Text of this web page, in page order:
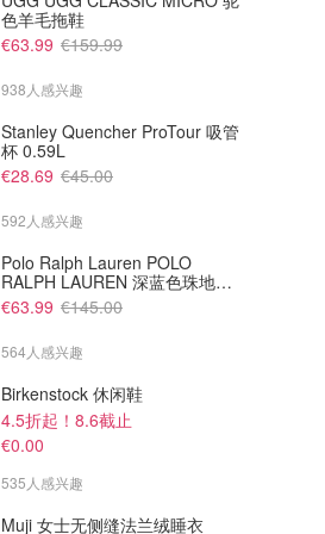
色羊毛拖鞋
€63.99 €159.99
938人感兴趣
Stanley Quencher ProTour 吸管
杯 0.59L
€28.69 €45.00
592人感兴趣
Polo Ralph Lauren POLO
RALPH LAUREN 深蓝色珠地布
Polo衫
€63.99 €145.00
564人感兴趣
Birkenstock 休闲鞋
4.5折起！8.6截止
€0.00
535人感兴趣
Muji 女士无侧缝法兰绒睡衣